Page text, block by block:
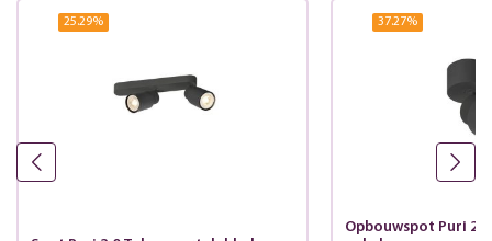
25.29% 37.27%
Opbouwspot Puri